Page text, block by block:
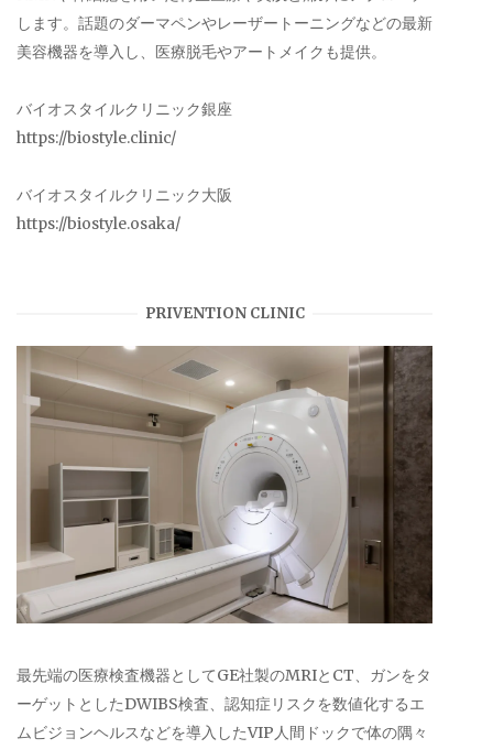
します。話題のダーマペンやレーザートーニングなどの最新
美容機器を導入し、医療脱毛やアートメイクも提供。
バイオスタイルクリニック銀座
https://biostyle.clinic/
バイオスタイルクリニック大阪
https://biostyle.osaka/
PRIVENTION CLINIC
最先端の医療検査機器としてGE社製のMRIとCT、ガンをタ
ーゲットとしたDWIBS検査、認知症リスクを数値化するエ
ムビジョンヘルスなどを導入したVIP人間ドックで体の隅々